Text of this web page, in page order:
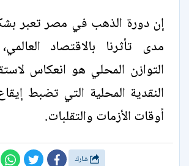
إن دورة الذهب في مصر تعبر
مدى تأثرنا بالاقتصاد
التوازن المحلي هو انعكاس
النقدية المحلية التي تضبط
أوقات الأزمات والتقلبات.